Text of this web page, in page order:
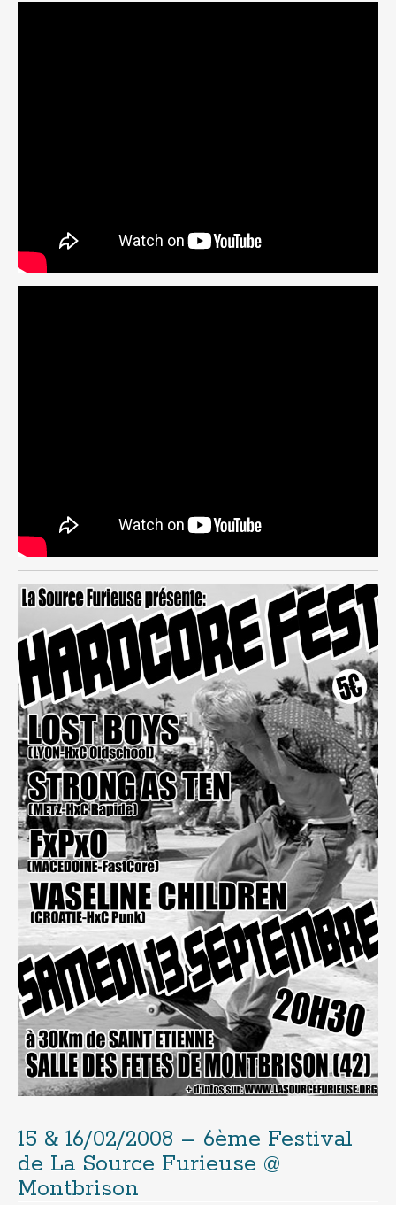
15 & 16/02/2008 – 6ème Festival
de La Source Furieuse @
Montbrison